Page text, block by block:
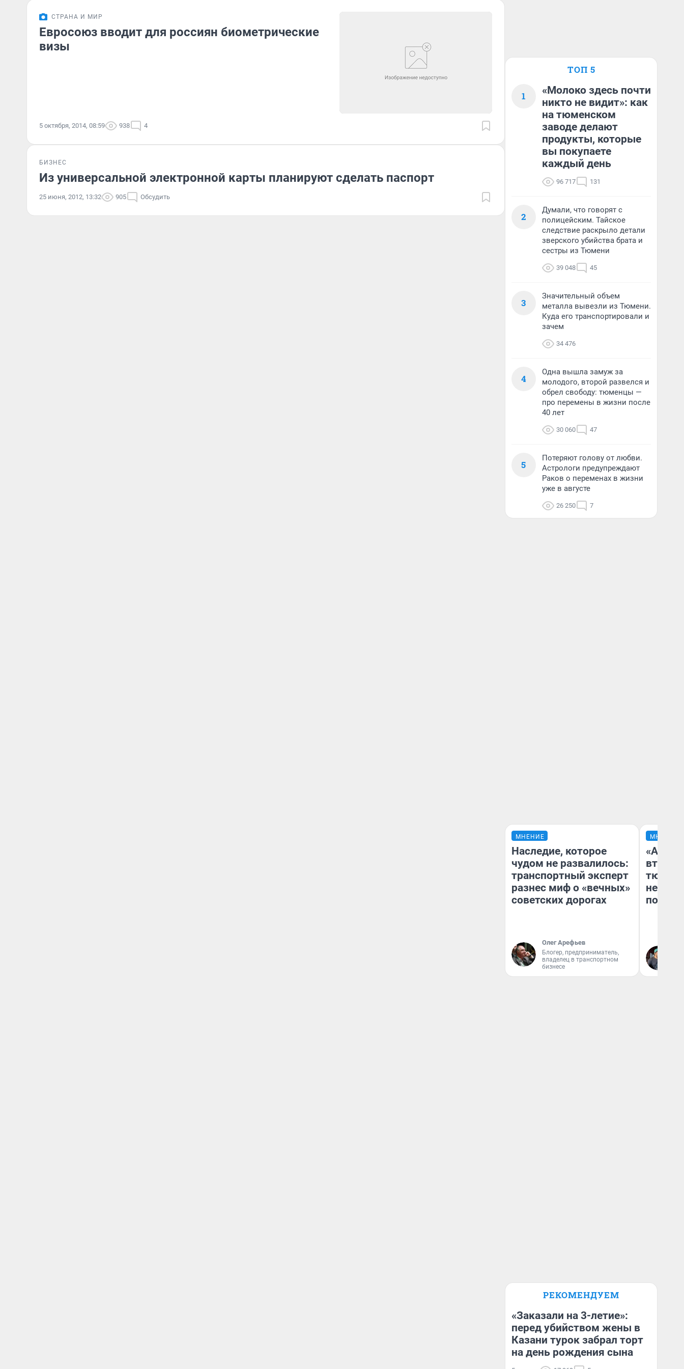
СТРАНА И МИР
Евросоюз вводит для россиян биометрические
визы
5 октября, 2014, 08:59 938 4
БИЗНЕС
Из универсальной электронной карты планируют сделать паспорт
25 июня, 2012, 13:32 905 Обсудить
ТОП 5
1
«Молоко здесь почти
никто не видит»: как
на тюменском
заводе делают
продукты, которые
вы покупаете
каждый день
96 717 131
2
Думали, что говорят с
полицейским. Тайское
следствие раскрыло детали
зверского убийства брата и
сестры из Тюмени
39 048 45
3
Значительный объем
металла вывезли из Тюмени.
Куда его транспортировали и
зачем
34 476
4
Одна вышла замуж за
молодого, второй развелся и
обрел свободу: тюменцы —
про перемены в жизни после
40 лет
30 060 47
5
Потеряют голову от любви.
Астрологи предупреждают
Раков о переменах в жизни
уже в августе
26 250 7
МНЕНИЕ
Наследие, которое
чудом не развалилось:
транспортный эксперт
разнес миф о «вечных»
советских дорогах
Олег Арефьев
Блогер, предприниматель,
владелец в транспортном
бизнесе
МНЕНИЕ
РЕКОМЕНДУЕМ
«Заказали на 3-летие»:
перед убийством жены в
Казани турок забрал торт
на день рождения сына